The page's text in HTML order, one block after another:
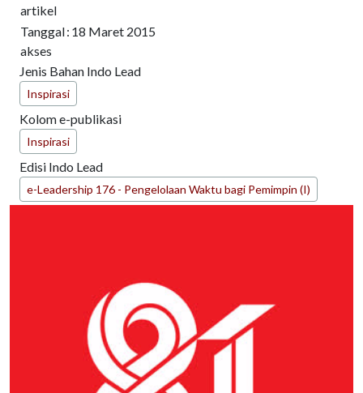
artikel
Tanggal
akses
: 18 Maret 2015
Jenis Bahan Indo Lead
Inspirasi
Kolom e-publikasi
Inspirasi
Edisi Indo Lead
e-Leadership 176 - Pengelolaan Waktu bagi Pemimpin (I)